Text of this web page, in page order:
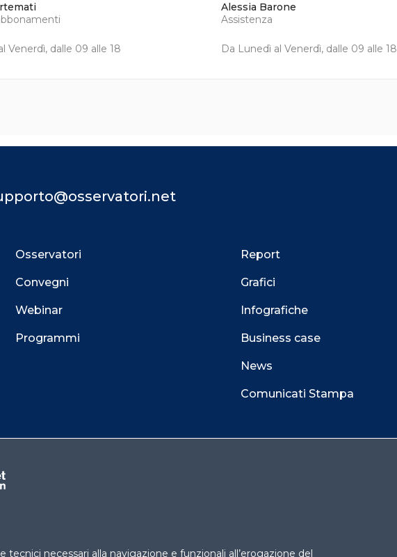
Venerdì, dalle 09 alle 18
Alessia Barone
Assistenza
Da Lunedì al Venerdì, dalle 09 alle 18
Osservatori
Convegni
Webinar
Programmi
Report
Grafici
Infografiche
Business case
News
Comunicati Stampa
necessari alla navigazione e funzionali all’erogazione del